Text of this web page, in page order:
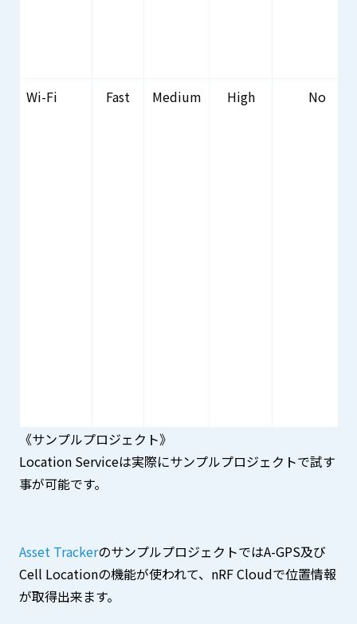
Wi-Fi Fast Medium High No
《サンプルプロジェクト》
Location Serviceは実際にサンプルプロジェクトで試す
事が可能です。
Asset TrackerのサンプルプロジェクトではA-GPS及び
Cell Locationの機能が使われて、nRF Cloudで位置情報
が取得出来ます。